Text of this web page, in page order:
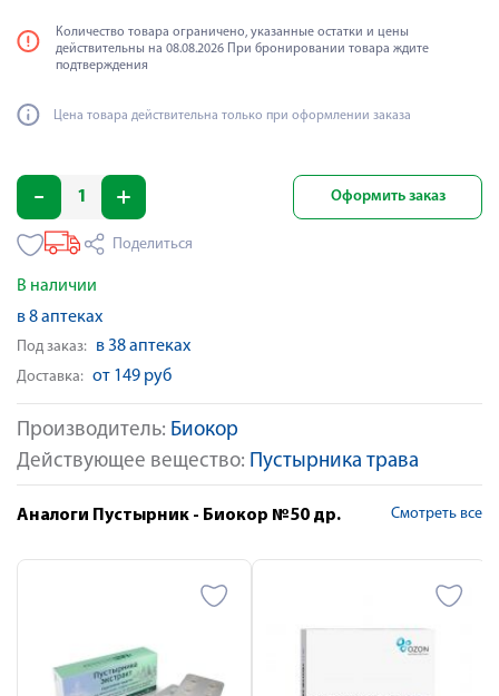
Производитель: Биокор
Действующее вещество: Пустырника трава
Количество товара ограничено, указанные остатки и цены
действительны на 08.08.2026 При бронировании товара ждите
подтверждения
Цена товара действительна только при оформлении заказа
Оформить заказ
Поделиться
В наличии
в 8 аптеках
Под заказ: в 38 аптеках
Доставка: от 149 руб
Аналоги Пустырник - Биокор №50 др. Смотреть все